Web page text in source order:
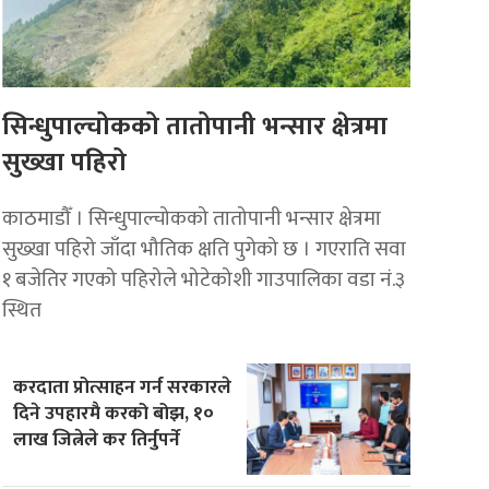
सिन्धुपाल्चोकको तातोपानी भन्सार क्षेत्रमा
सुख्खा पहिरो
काठमाडौँ । सिन्धुपाल्चोकको तातोपानी भन्सार क्षेत्रमा
सुख्खा पहिरो जाँदा भौतिक क्षति पुगेको छ । गएराति सवा
१ बजेतिर गएको पहिरोले भोटेकोशी गाउपालिका वडा नं.३
स्थित
करदाता प्रोत्साहन गर्न सरकारले
दिने उपहारमै करको बोझ, १०
लाख जित्नेले कर तिर्नुपर्ने